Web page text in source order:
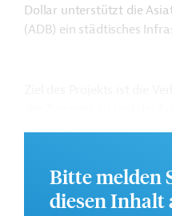
Dollar unterstützt die
(ADB) ein städtisches
Dienstleistungen in den
Weitere Informationen zu
finden Sie auf der
Bitte melden
diesen Inhalt